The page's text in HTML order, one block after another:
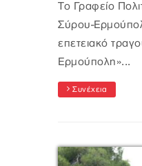
Το Γραφείο
Σύρου-
επετειακό
Ερμούπολη»...
Συνέχεια